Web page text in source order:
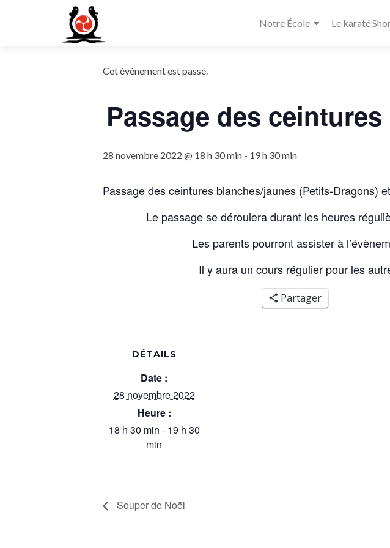
Notre École Le karaté
«
Cet évènement est passé.
Passage des
28 novembre 2022 @ 18 h 30 min - 19 h 30 min
Passage des ceintures blanches/jaunes (Petits-Dragons)
Le passage se déroulera durant les heures
Les parents pourront assister à
Il y aura un cours régulier pour les
Partager
DÉTAILS
Date :
28 novembre 2022
Heure :
18 h 30 min - 19 h 30
min
Souper de Noël